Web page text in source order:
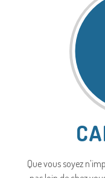
Que vous soyez